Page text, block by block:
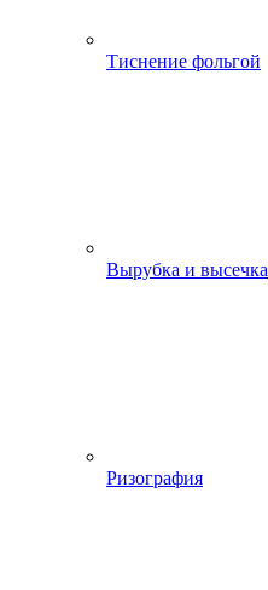
Тиснение фольгой
Вырубка и высечка
Ризография